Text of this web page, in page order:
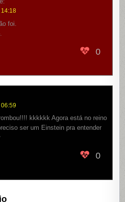
foi.
0
kkkkkk Agora está no reino
ser um Einstein pra entender
0